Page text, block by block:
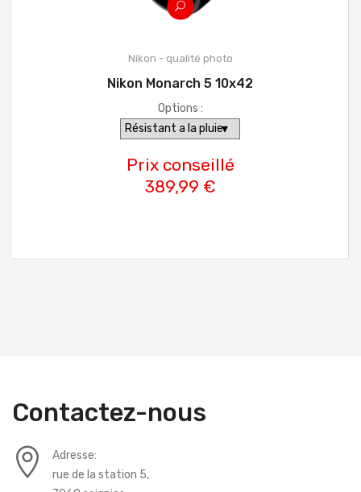
Nikon - qualité photo
Nikon Monarch 5 10x42
Options :
Prix conseillé
389,99 €
Contactez-nous
Adresse:
rue de la station 5,